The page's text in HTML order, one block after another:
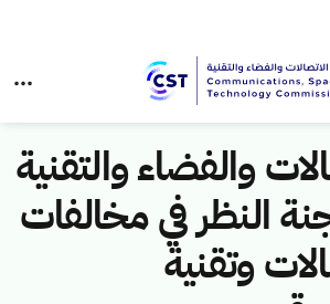
والفضاء والتقنية
النظر في مخالفات
وتقنية